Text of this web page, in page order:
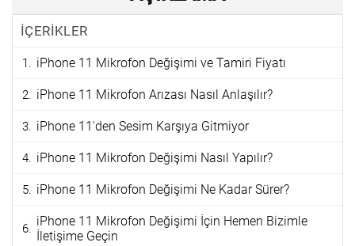
İÇERİKLER
iPhone 11 Mikrofon Değişimi ve Tamiri Fiyatı
iPhone 11 Mikrofon Arızası Nasıl Anlaşılır?
iPhone 11'den Sesim Karşıya Gitmiyor
iPhone 11 Mikrofon Değişimi Nasıl Yapılır?
iPhone 11 Mikrofon Değişimi Ne Kadar Sürer?
iPhone 11 Mikrofon Değişimi İçin Hemen Bizimle
İletişime Geçin